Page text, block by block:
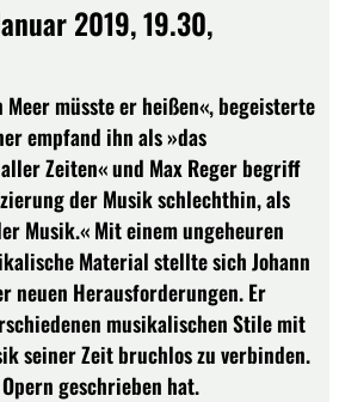
2019, 19.30,
müsste er heißen«, begeisterte
empfand ihn als »das
Zeiten« und Max Reger begriff
der Musik schlechthin, als
Musik.« Mit einem ungeheuren
Material stellte sich Johann
neuen Herausforderungen. Er
musikalischen Stile mit
seiner Zeit bruchlos zu verbinden.
geschrieben hat.